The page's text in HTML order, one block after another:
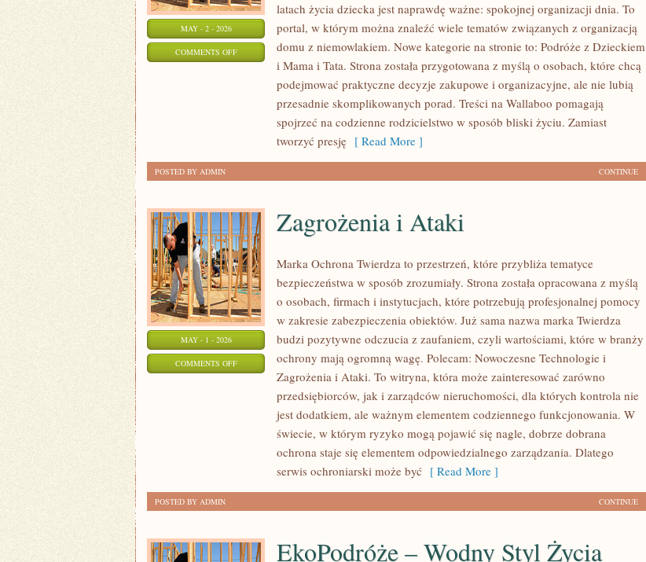
MAY - 2 - 2026
COMMENTS OFFON
NATURALNIE
latach życia dziecka jest naprawdę ważne: spokojnej organizacji dnia. To
portal, w którym można znaleźć wiele tematów związanych z organizacją
domu z niemowlakiem. Nowe kategorie na stronie to: Podróże z Dzieckiem
i Mama i Tata. Strona została przygotowana z myślą o osobach, które chcą
podejmować praktyczne decyzje zakupowe i organizacyjne, ale nie lubią
przesadnie skomplikowanych porad. Treści na Wallaboo pomagają
spojrzeć na codzienne rodzicielstwo w sposób bliski życiu. Zamiast
tworzyć presję [ Read More ]
CONTINUE
POSTED BY ADMIN
MAY - 1 - 2026
COMMENTS OFFON
ZAGROŻENIA
Zagrożenia i Ataki
Marka Ochrona Twierdza to przestrzeń, które przybliża tematyce
bezpieczeństwa w sposób zrozumiały. Strona została opracowana z myślą
o osobach, firmach i instytucjach, które potrzebują profesjonalnej pomocy
w zakresie zabezpieczenia obiektów. Już sama nazwa marka Twierdza
budzi pozytywne odczucia z zaufaniem, czyli wartościami, które w branży
ochrony mają ogromną wagę. Polecam: Nowoczesne Technologie i
Zagrożenia i Ataki. To witryna, która może zainteresować zarówno
przedsiębiorców, jak i zarządców nieruchomości, dla których kontrola nie
jest dodatkiem, ale ważnym elementem codziennego funkcjonowania. W
świecie, w którym ryzyko mogą pojawić się nagle, dobrze dobrana
ochrona staje się elementem odpowiedzialnego zarządzania. Dlatego
serwis ochroniarski może być [ Read More ]
CONTINUE
POSTED BY ADMIN
EkoPodróże – Wodny Styl Życia